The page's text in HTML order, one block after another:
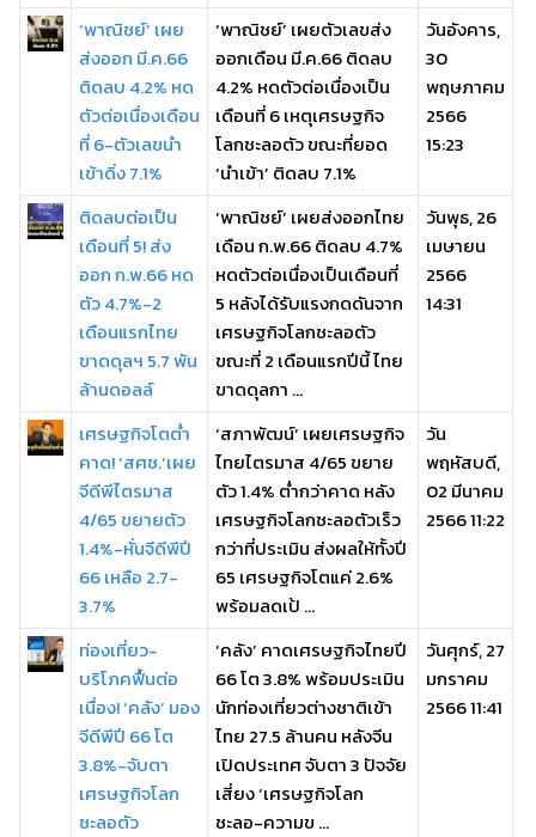
‘พาณิชย์’ เผย
ส่งออก มี.ค.66
ติดลบ 4.2% หด
ตัวต่อเนื่องเดือน
ที่ 6-ตัวเลขนำ
เข้าดิ่ง 7.1%
‘พาณิชย์’ เผยตัวเลขส่ง
ออกเดือน มี.ค.66 ติดลบ
4.2% หดตัวต่อเนื่องเป็น
เดือนที่ 6 เหตุเศรษฐกิจ
โลกชะลอตัว ขณะที่ยอด
‘นำเข้า’ ติดลบ 7.1%
วันอังคาร,
30
พฤษภาคม
2566
15:23
ติดลบต่อเป็น
เดือนที่ 5! ส่ง
ออก ก.พ.66 หด
ตัว 4.7%-2
เดือนแรกไทย
ขาดดุลฯ 5.7 พัน
ล้านดอลล์
‘พาณิชย์’ เผยส่งออกไทย
เดือน ก.พ.66 ติดลบ 4.7%
หดตัวต่อเนื่องเป็นเดือนที่
5 หลังได้รับแรงกดดันจาก
เศรษฐกิจโลกชะลอตัว
ขณะที่ 2 เดือนแรกปีนี้ ไทย
ขาดดุลกา ...
วันพุธ, 26
เมษายน
2566
14:31
เศรษฐกิจโตต่ำ
คาด! ‘สศช.’เผย
จีดีพีไตรมาส
4/65 ขยายตัว
1.4%-หั่นจีดีพีปี
66 เหลือ 2.7-
3.7%
‘สภาพัฒน์’ เผยเศรษฐกิจ
ไทยไตรมาส 4/65 ขยาย
ตัว 1.4% ต่ำกว่าคาด หลัง
เศรษฐกิจโลกชะลอตัวเร็ว
กว่าที่ประเมิน ส่งผลให้ทั้งปี
65 เศรษฐกิจโตแค่ 2.6%
พร้อมลดเป้ ...
วัน
พฤหัสบดี,
02 มีนาคม
2566 11:22
ท่องเที่ยว-
บริโภคฟื้นต่อ
เนื่อง! ‘คลัง’ มอง
จีดีพีปี 66 โต
3.8%-จับตา
เศรษฐกิจโลก
ชะลอตัว
‘คลัง’ คาดเศรษฐกิจไทยปี
66 โต 3.8% พร้อมประเมิน
นักท่องเที่ยวต่างชาติเข้า
ไทย 27.5 ล้านคน หลังจีน
เปิดประเทศ จับตา 3 ปัจจัย
เสี่ยง ‘เศรษฐกิจโลก
ชะลอ-ความข ...
วันศุกร์, 27
มกราคม
2566 11:41